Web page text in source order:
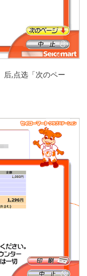
后,点选「次のペー